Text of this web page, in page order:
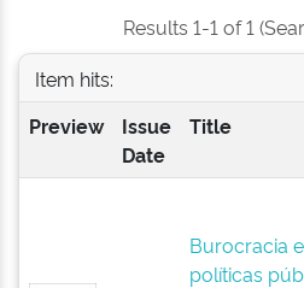
Results 1-1 of 1
Item hits:
Preview
Issue
Date
Title
Burocracia e
políticas